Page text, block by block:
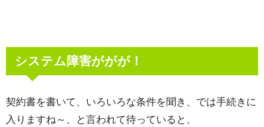
システム障害ががが！
契約書を書いて、いろいろな条件を聞き、では手続きに
入りますね～、と言われて待っていると、